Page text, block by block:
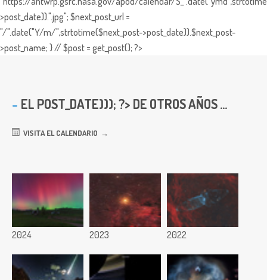
>post_date)).".jpg"; $next_post_url =
"/".date("Y/m/",strtotime($next_post->post_date)).$next_post-
>post_name; } // $post = get_post(); ?>
EL POST_DATE))); ?> DE OTROS AÑOS ...
VISITA EL CALENDARIO
2024 2023 2022